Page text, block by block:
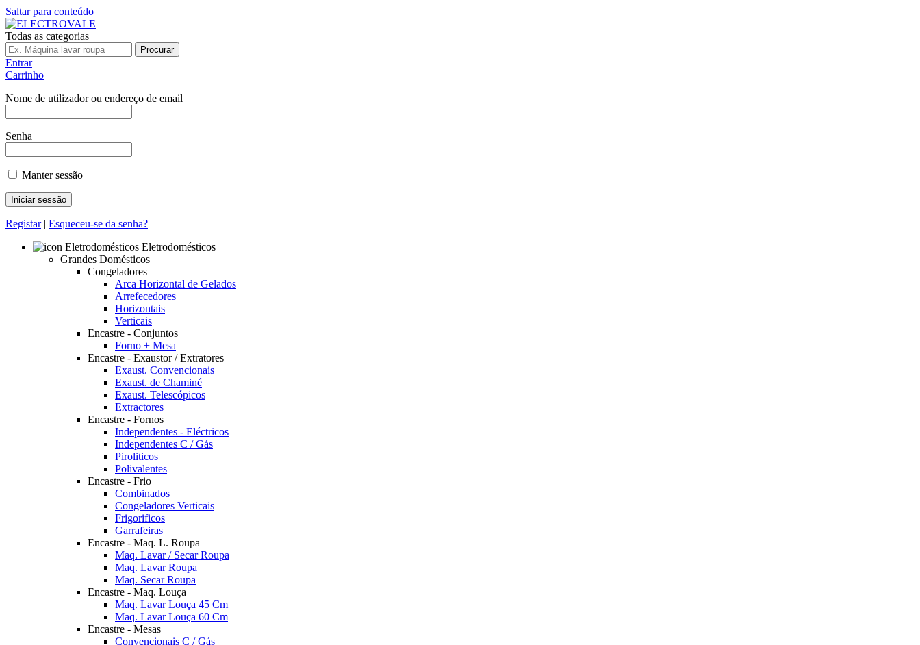
Saltar para conteúdo
Todas as categorias
Procurar
Entrar
Carrinho
Nome de utilizador ou endereço de email
Senha
Manter sessão
Registar| Esqueceu-se da senha?
Eletrodomésticos
Grandes Domésticos
Congeladores
Arca Horizontal de Gelados
Arrefecedores
Horizontais
Verticais
Encastre - Conjuntos
Forno + Mesa
Encastre - Exaustor / Extratores
Exaust. Convencionais
Exaust. de Chaminé
Exaust. Telescópicos
Extractores
Encastre - Fornos
Independentes - Eléctricos
Independentes C / Gás
Piroliticos
Polivalentes
Encastre - Frio
Combinados
Congeladores Verticais
Frigorificos
Garrafeiras
Encastre - Maq. L. Roupa
Maq. Lavar / Secar Roupa
Maq. Lavar Roupa
Maq. Secar Roupa
Encastre - Maq. Louça
Maq. Lavar Louça 45 Cm
Maq. Lavar Louça 60 Cm
Encastre - Mesas
Convencionais C / Gás